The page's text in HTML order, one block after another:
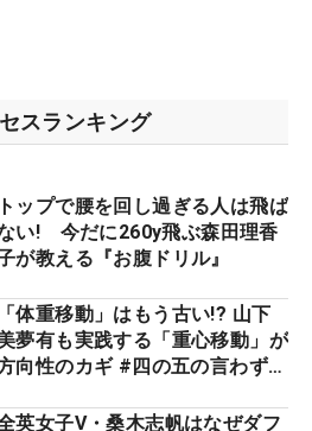
スランキング
トップで腰を回し過ぎる人は飛ば
い! 今だに260y飛ぶ森田理香
が教える『お腹ドリル』
「体重移動」はもう古い!? 山下
夢有も実践する「重心移動」が
向性のカギ #四の五の言わず振
英女子V・桑木志帆はなぜダフ